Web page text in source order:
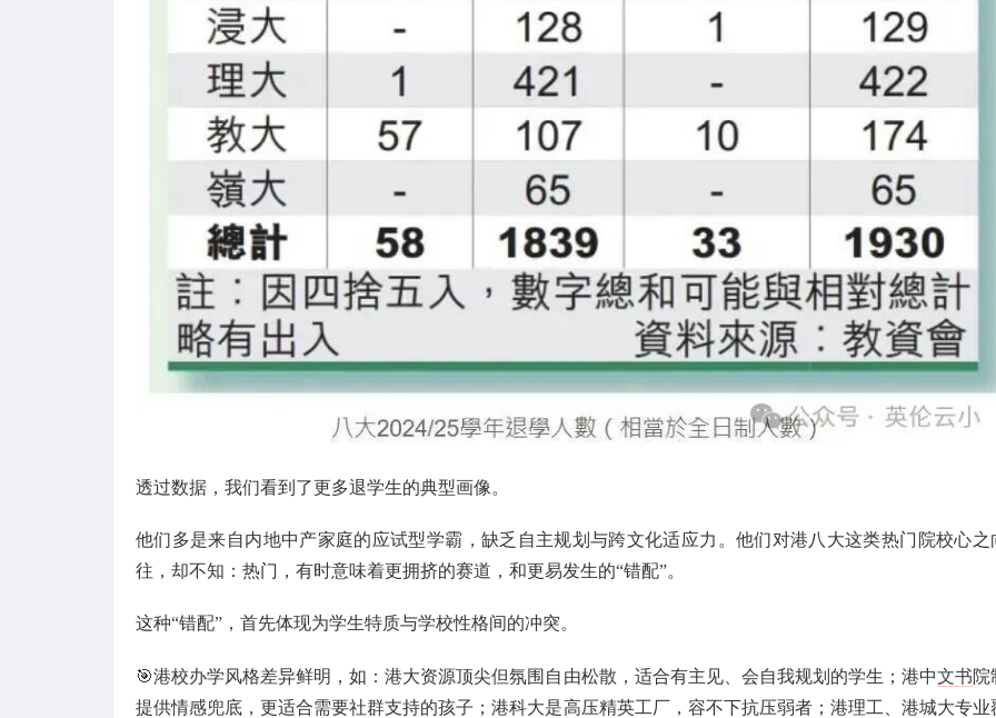
透过数据，我们看到了更多退学生的典型画像。
他们多是来自内地中产家庭的应试型学霸，缺乏自主规划与跨文化适应力。他们对港八大这类热门院校心之
往，却不知：热门，有时意味着更拥挤的赛道，和更易发生的“错配”。
这种“错配”，首先体现为学生特质与学校性格间的冲突。
🎯港校办学风格差异鲜明，如：港大资源顶尖但氛围自由松散，适合有主见、会自我规划的学生；港中文书院
提供情感兜底，更适合需要社群支持的孩子；港科大是高压精英工厂，容不下抗压弱者；港理工、港城大专业